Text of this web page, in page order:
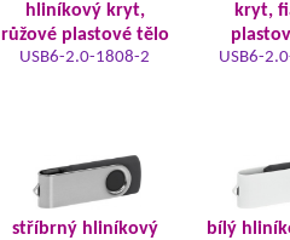
hliníkový kryt,
růžové plastové tělo
USB6-2.0-1808-2
kryt,
USB6-
stříbrný hliníkový
bílý